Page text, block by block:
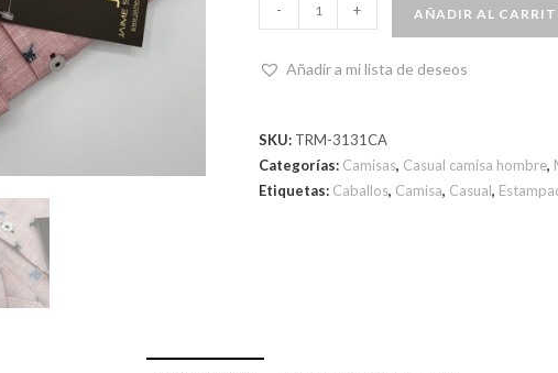
- + AÑADIR AL
Añadir a mi lista de deseos
SKU: TRM-3131CA
Categorías: Camisas, Casual camisa hombre,
Etiquetas: Caballos, Camisa, Casual,